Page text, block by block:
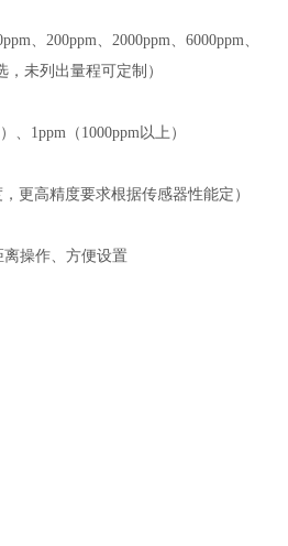
、200ppm、2000ppm、6000ppm、
，未列出量程可定制）
、1ppm（1000ppm以上）
更高精度要求根据传感器性能定）
操作、方便设置